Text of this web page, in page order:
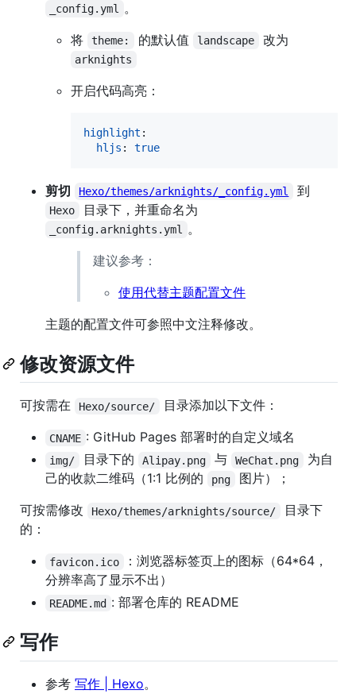
_config.yml
。
将
theme: 的默认值 landscape 改为
arknights
开启代码高亮：
highlight :
hljs : true
剪切 Hexo/themes/arknights/_config.yml 到
Hexo 目录下，并重命名为
_config.arknights.yml
。
建议参考：
使用代替主题配置文件
主题的配置文件可参照中文注释修改。
修改资源文件
可按需在 Hexo/source/ 目录添加以下文件：
CNAME : GitHub Pages 部署时的自定义域名
img/ 目录下的 Alipay.png 与 WeChat.png
为自
己的收款二维码（1:1 比例的
png
图片）；
可按需修改
Hexo/themes/arknights/source/
目录下
的：
favicon.ico
：浏览器标签页上的图标（64*64，
分辨率高了显示不出）
README.md : 部署仓库的 README
写作
参考 写作 | Hexo。